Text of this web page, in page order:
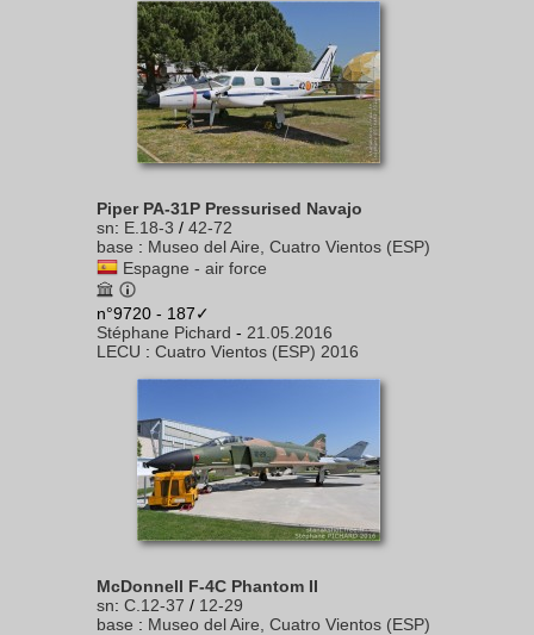
Piper PA-31P Pressurised Navajo
sn: E.18-3 / 42-72
base : Museo del Aire, Cuatro Vientos (ESP)
Espagne - air force
n°9720 - 187✓
Stéphane Pichard - 21.05.2016
LECU : Cuatro Vientos (ESP) 2016
McDonnell F-4C Phantom II
sn: C.12-37 / 12-29
base : Museo del Aire, Cuatro Vientos (ESP)